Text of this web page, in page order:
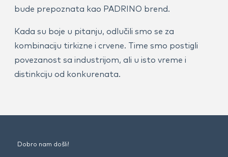
bude prepoznata kao PADRINO brend.
Kada su boje u pitanju, odlučili smo se za
kombinaciju tirkizne i crvene. Time smo postigli
povezanost sa industrijom, ali u isto vreme i
distinkciju od konkurenata.
površinama. Ovo je izuzetno važno jer olakšava
Dobro nam došli!